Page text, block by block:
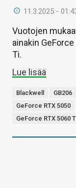
11.3.2025 -
Vuotojen
ainakin
Ti.
Lue lisää
Blackwell GB206
GeForce RTX 5050
GeForce RTX 5060